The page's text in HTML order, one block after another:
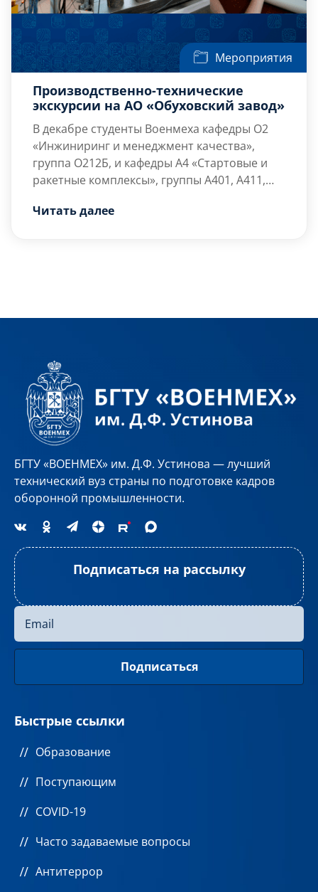
Мероприятия
Производственно-технические
экскурсии на АО «Обуховский завод»
В декабре студенты Военмеха кафедры О2
«Инжиниринг и менеджмент качества»,
группа О212Б, и кафедры А4 «Стартовые и
ракетные комплексы», группы А401, А411,
«Обуховский завод». В рамках
внутризаводских испытательных центров в
Читать далее
БГТУ «ВОЕНМЕХ» им. Д.Ф. Устинова — лучший
технический вуз страны по подготовке кадров
оборонной промышленности.
Подписаться на рассылку
Быстрые ссылки
Образование
Поступающим
COVID-19
Часто задаваемые вопросы
Антитеррор